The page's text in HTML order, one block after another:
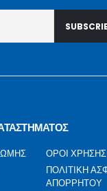
ΟΡΟΙ ΧΡΗΣΗΣ
ΠΟΛΙΤΙΚΗ
ΑΠΟΡΡΗΤΟΥ